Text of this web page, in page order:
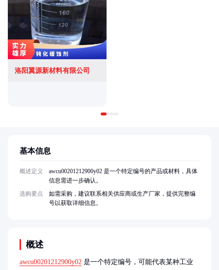
洛阳翼源新材料有限公司
概述
awcu00201212900y02 是一个特定编号，可能代表某种工业
基本信息
概述定义
awcu00201212900y02 是一个特定编号的产品或材料，具体
信息需进一步确认。
选购要点
如需采购，建议联系相关供应商或生产厂家，提供完整编
号以获取详细信息。